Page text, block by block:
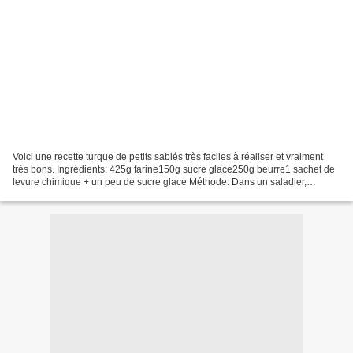
Voici une recette turque de petits sablés très faciles à réaliser et vraiment
très bons. Ingrédients: 425g farine150g sucre glace250g beurre1 sachet de
levure chimique + un peu de sucre glace Méthode: Dans un saladier,